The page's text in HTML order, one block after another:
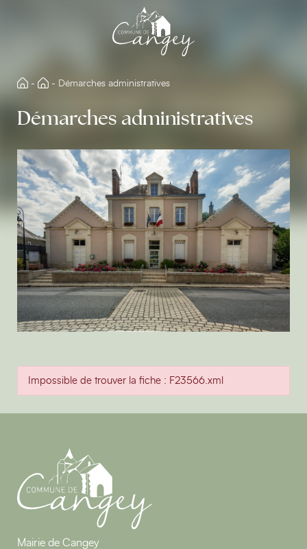
- - Démarches administratives
Démarches administratives
Impossible de trouver la fiche : F23566.xml
Mairie de Cangey